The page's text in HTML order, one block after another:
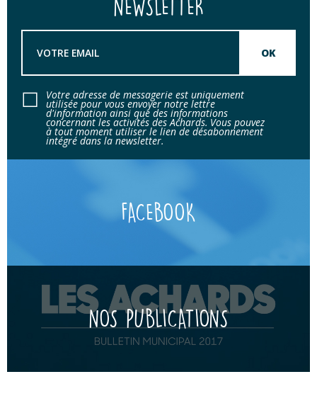
NEWSLETTER
Votre adresse de messagerie est uniquement
utilisée pour vous envoyer notre lettre
d'information ainsi que des informations
concernant les activités des Achards. Vous pouvez
à tout moment utiliser le lien de désabonnement
intégré dans la newsletter.
FACEBOOK
NOS PUBLICATIONS